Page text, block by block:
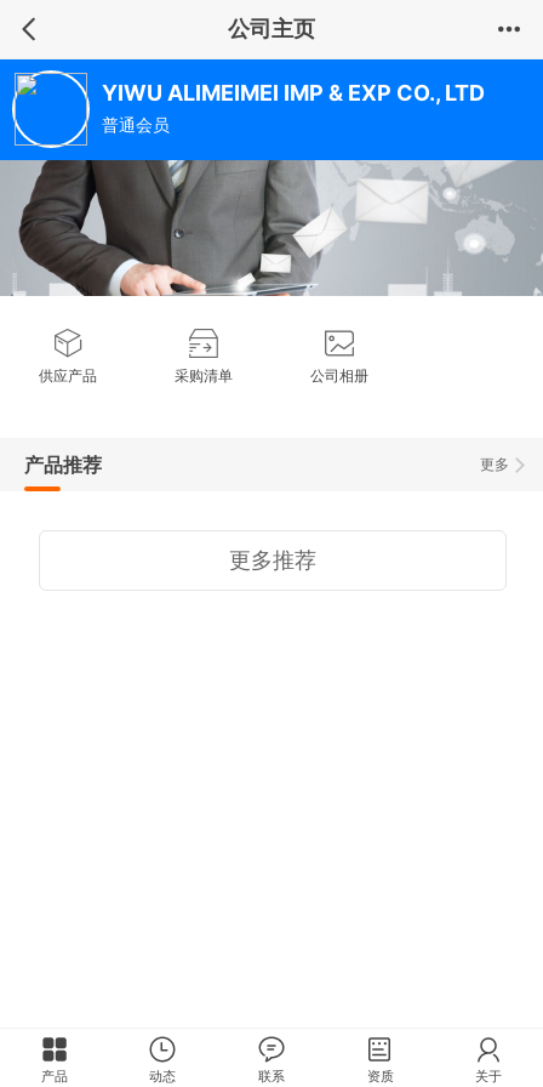
公司主页
YIWU ALIMEIMEI IMP & EXP CO., LTD
普通会员
供应产品 采购清单 公司相册
更多
产品推荐
更多推荐
产品 动态 联系 资质 关于